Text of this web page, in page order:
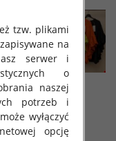
tzw. plikami
na
serwer i
o
naszej
potrzeb i
wyłączyć
opcję